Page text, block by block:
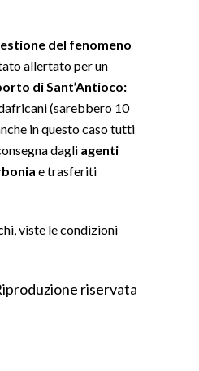
del fenomeno
allertato per un
di Sant’Antioco:
(sarebbero 10
in questo caso tutti
dagli agenti
e trasferiti
viste le condizioni
riservata